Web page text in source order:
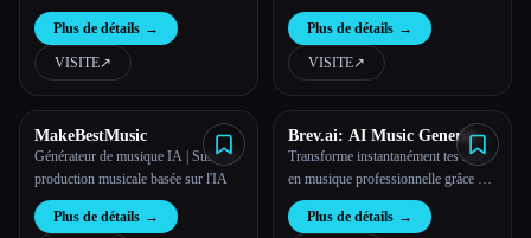
Online
Plus de détails →
VISITE↗︎
basées sur l'IA »
Plus de détails →
VISITE↗︎
MakeBestMusic
Générateur de musique IA | Suite de
production musicale basée sur l'IA
Plus de détails →
Brev.ai: AI Music Generator
Free Online
Transforme instantanément tes idées
en musique professionnelle grâce au
générateur de musique IA avancé
gratuit en ligne.
Plus de détails →